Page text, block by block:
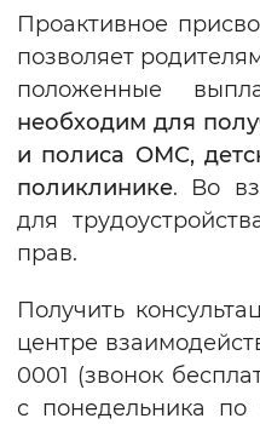
Проактивное
позволяет
положенные
необходим для
и полиса ОМС,
поликлинике. Во
для
прав.
Получить
центре
0001 (звонок
с понедельника